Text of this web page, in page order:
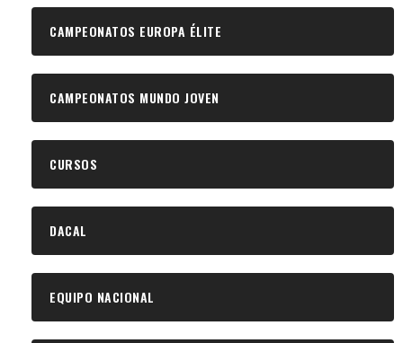
CAMPEONATOS EUROPA ÉLITE
CAMPEONATOS MUNDO JOVEN
CURSOS
DACAL
EQUIPO NACIONAL